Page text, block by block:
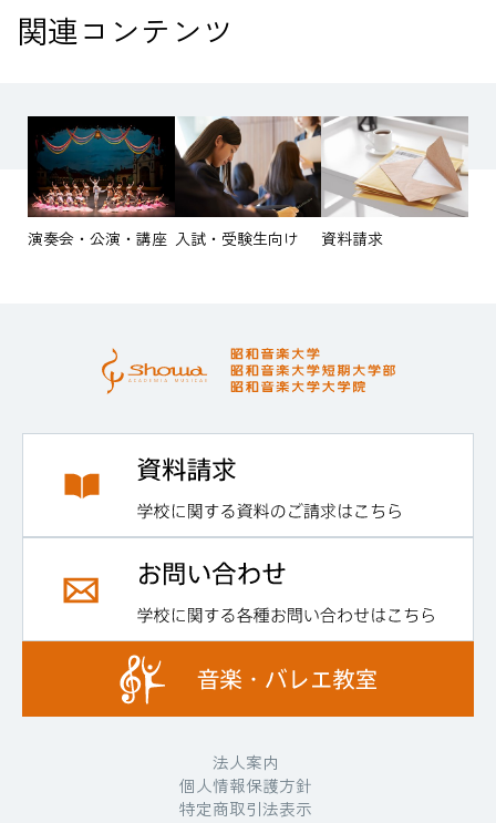
関連コンテンツ
演奏会・公演・講座 入試・受験生向け 資料請求
法人案内
個人情報保護方針
特定商取引法表示